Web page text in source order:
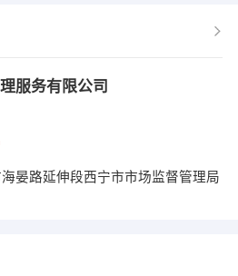
服务有限公司
晏路延伸段西宁市市场监督管理局